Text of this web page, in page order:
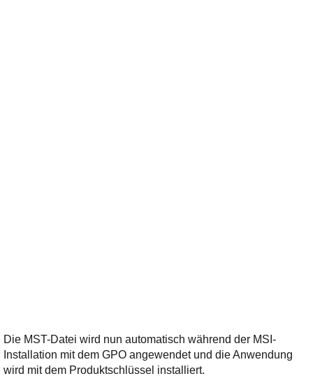
Die MST-Datei wird nun automatisch während der MSI-
Installation mit dem GPO angewendet und die Anwendung
wird mit dem Produktschlüssel installiert.